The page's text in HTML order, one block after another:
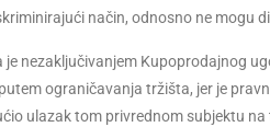
način, odnosno ne
nezaključivanjem Kupoprodajnog
ograničavanja tržišta, jer je
ulazak tom privrednom subjektu